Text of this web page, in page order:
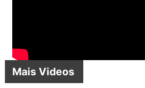
Mais Videos